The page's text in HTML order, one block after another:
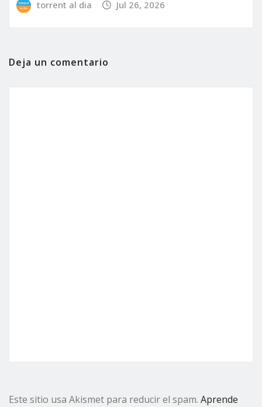
torrent al dia Jul 26, 2026
Deja un comentario
Este sitio usa Akismet para reducir el spam. Aprende